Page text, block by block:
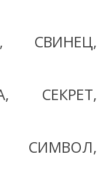
СВИНЕЦ,
СЕКРЕТ,
СИМВОЛ,